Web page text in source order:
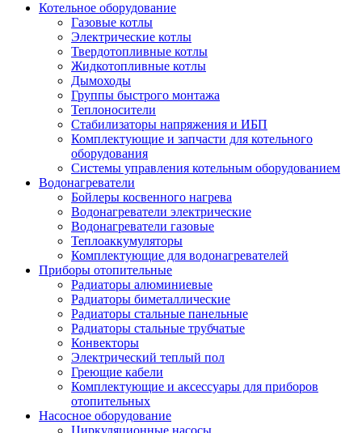
Котельное оборудование
Газовые котлы
Электрические котлы
Твердотопливные котлы
Жидкотопливные котлы
Дымоходы
Группы быстрого монтажа
Теплоносители
Стабилизаторы напряжения и ИБП
Комплектующие и запчасти для котельного
оборудования
Системы управления котельным оборудованием
Водонагреватели
Бойлеры косвенного нагрева
Водонагреватели электрические
Водонагреватели газовые
Теплоаккумуляторы
Комплектующие для водонагревателей
Приборы отопительные
Радиаторы алюминиевые
Радиаторы биметаллические
Радиаторы стальные панельные
Радиаторы стальные трубчатые
Конвекторы
Электрический теплый пол
Греющие кабели
Комплектующие и аксессуары для приборов
отопительных
Насосное оборудование
Циркуляционные насосы